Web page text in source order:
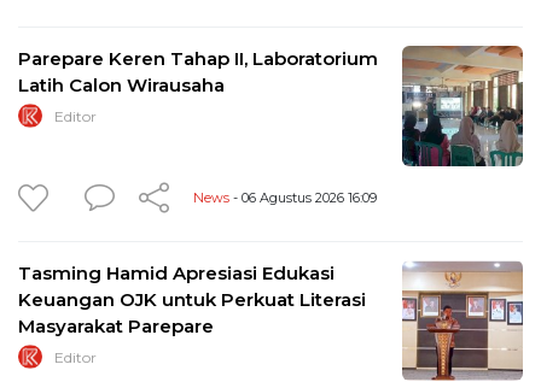
Parepare Keren Tahap II, Laboratorium
Latih Calon Wirausaha
Editor
News - 06 Agustus 2026 16:09
Tasming Hamid Apresiasi Edukasi
Keuangan OJK untuk Perkuat Literasi
Masyarakat Parepare
Editor